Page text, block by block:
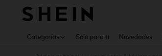
Categorías Solo para ti Novedades